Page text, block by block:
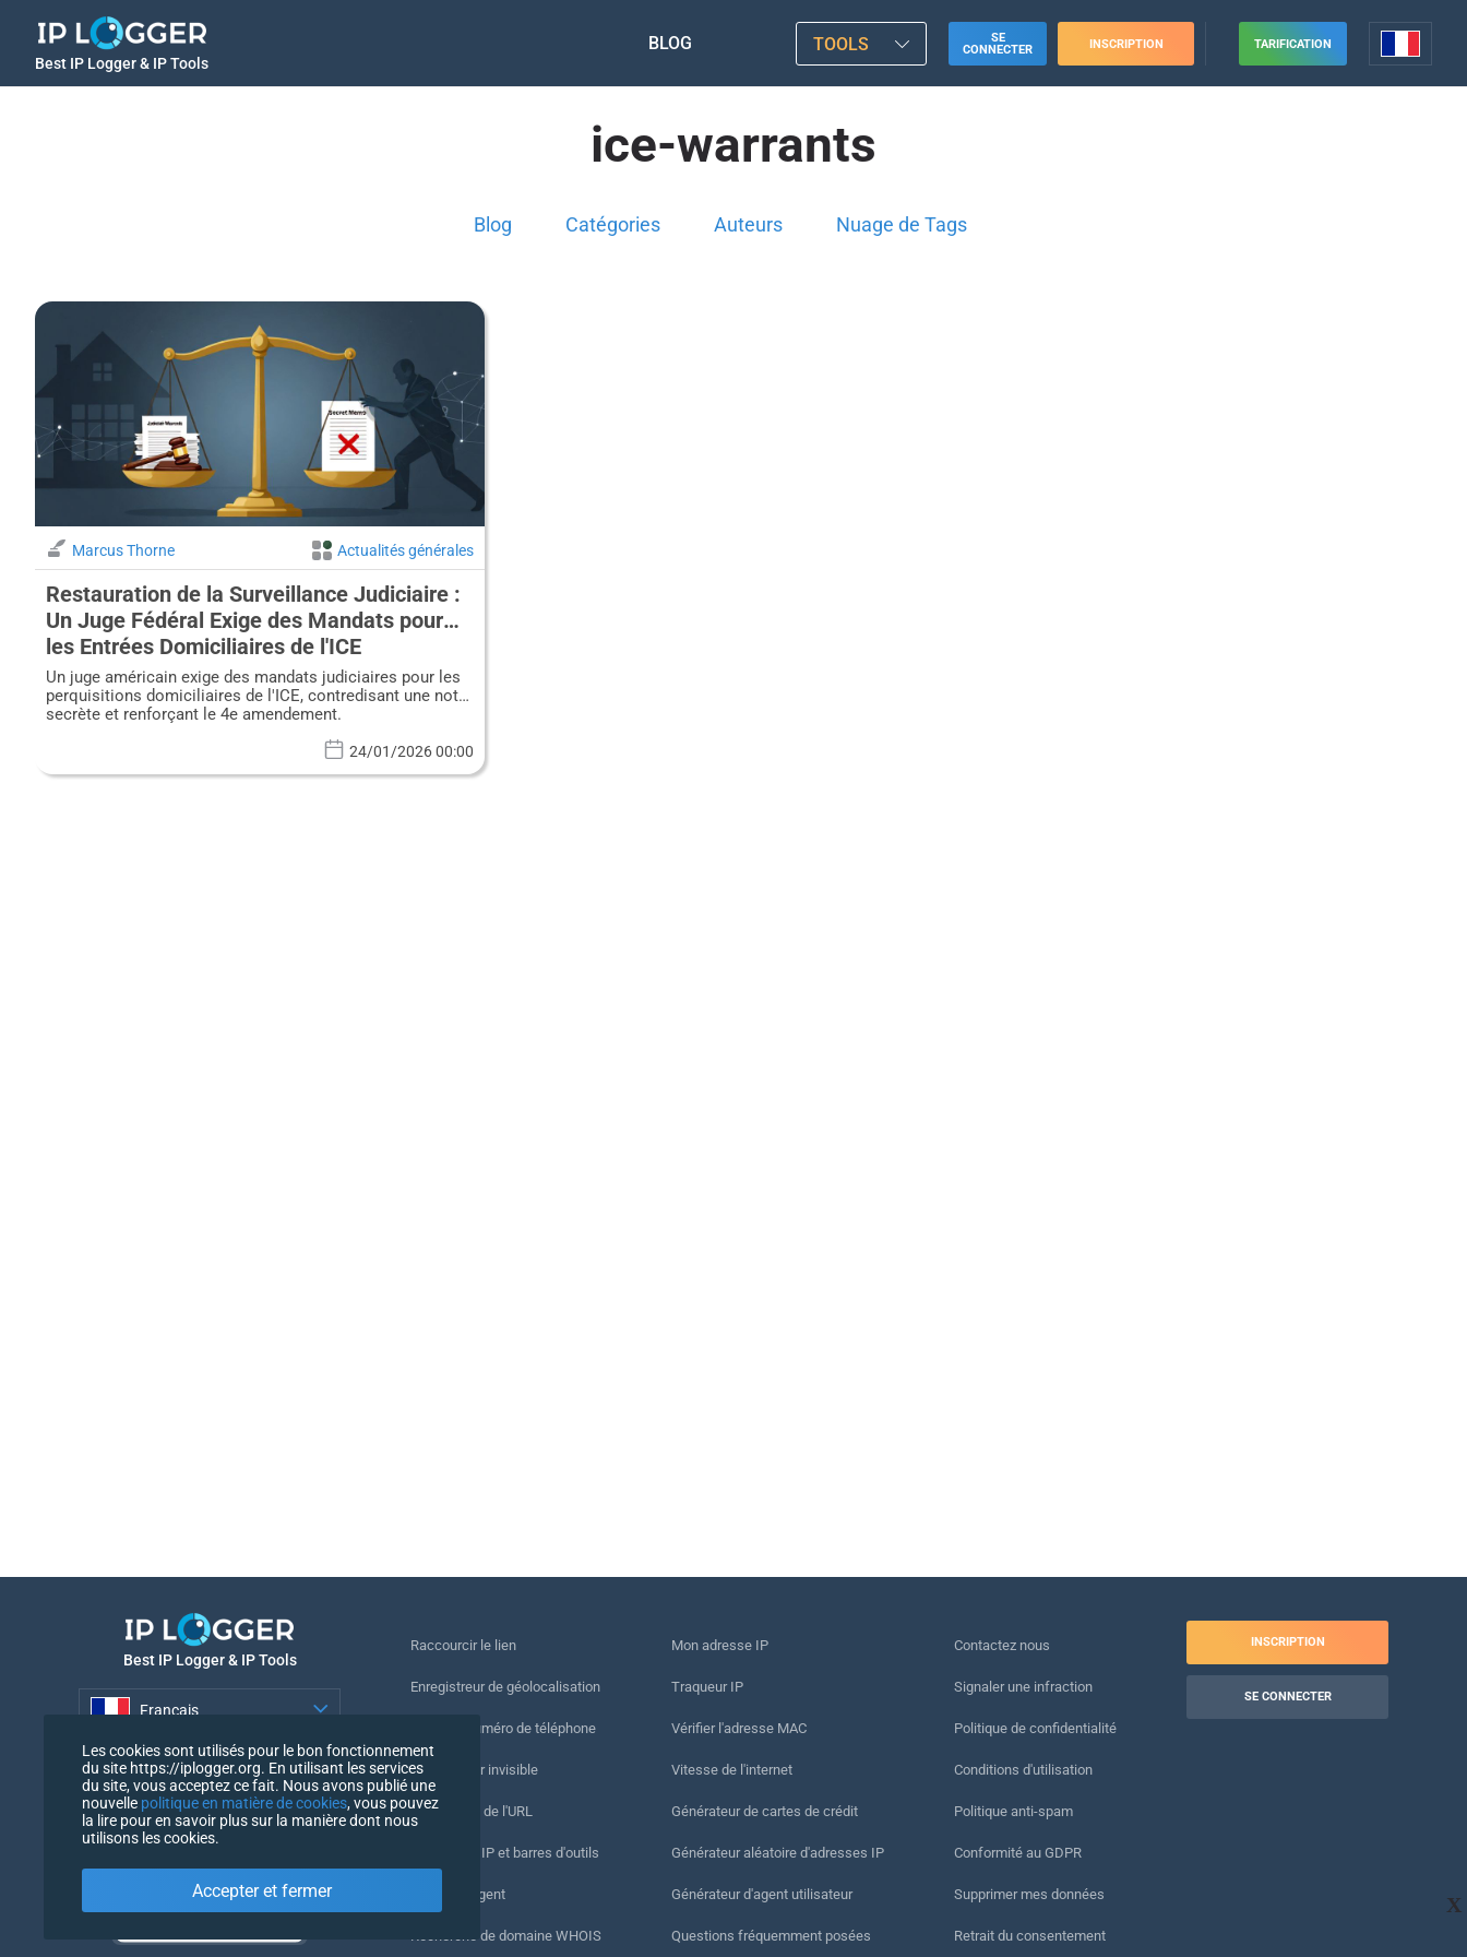
Best IP Logger & IP Tools
BLOG TOOLS
SE
CONNECTER
INSCRIPTION TARIFICATION
ice-warrants
Blog Catégories Auteurs Nuage de Tags
Marcus Thorne Actualités générales
Restauration de la Surveillance Judiciaire :
Un Juge Fédéral Exige des Mandats pour
les Entrées Domiciliaires de l'ICE
Un juge américain exige des mandats judiciaires pour les
perquisitions domiciliaires de l'ICE, contredisant une note
secrète et renforçant le 4e amendement.
24/01/2026 00:00
X
Best IP Logger & IP Tools
Français
Français
Raccourcir le lien
Enregistreur de géolocalisation
Suivre le numéro de téléphone
Enregistreur invisible
Vérification de l'URL
Compteurs IP et barres d'outils
Mon UserAgent
Recherche de domaine WHOIS
Mon adresse IP
Traqueur IP
Vérifier l'adresse MAC
Vitesse de l'internet
Générateur de cartes de crédit
Générateur aléatoire d'adresses IP
Générateur d'agent utilisateur
Questions fréquemment posées
Contactez nous
Signaler une infraction
Politique de confidentialité
Conditions d'utilisation
Politique anti-spam
Conformité au GDPR
Supprimer mes données
Retrait du consentement
INSCRIPTION
SE CONNECTER
Les cookies sont utilisés pour le bon fonctionnement
du site https://iplogger.org. En utilisant les services
du site, vous acceptez ce fait. Nous avons publié une
nouvelle politique en matière de cookies, vous pouvez
la lire pour en savoir plus sur la manière dont nous
utilisons les cookies.
Accepter et fermer